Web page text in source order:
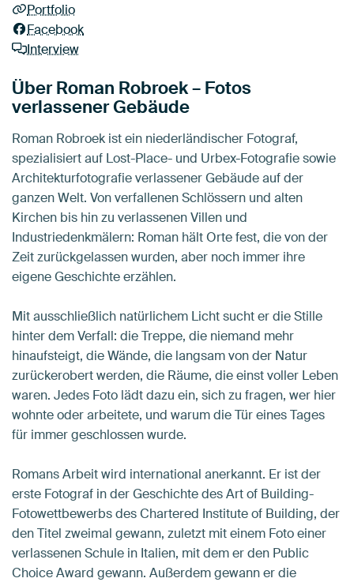
Portfolio
Facebook
Interview
Über Roman Robroek – Fotos
verlassener Gebäude
Roman Robroek ist ein niederländischer Fotograf,
spezialisiert auf Lost-Place- und Urbex-Fotografie sowie
Architekturfotografie verlassener Gebäude auf der
ganzen Welt. Von verfallenen Schlössern und alten
Kirchen bis hin zu verlassenen Villen und
Industriedenkmälern: Roman hält Orte fest, die von der
Zeit zurückgelassen wurden, aber noch immer ihre
eigene Geschichte erzählen.
Mit ausschließlich natürlichem Licht sucht er die Stille
hinter dem Verfall: die Treppe, die niemand mehr
hinaufsteigt, die Wände, die langsam von der Natur
zurückerobert werden, die Räume, die einst voller Leben
waren. Jedes Foto lädt dazu ein, sich zu fragen, wer hier
wohnte oder arbeitete, und warum die Tür eines Tages
für immer geschlossen wurde.
Romans Arbeit wird international anerkannt. Er ist der
erste Fotograf in der Geschichte des Art of Building-
Fotowettbewerbs des Chartered Institute of Building, der
den Titel zweimal gewann, zuletzt mit einem Foto einer
verlassenen Schule in Italien, mit dem er den Public
Choice Award gewann. Außerdem gewann er die